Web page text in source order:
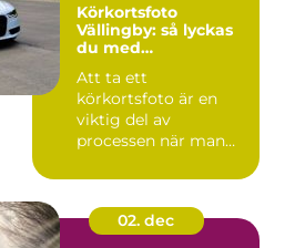
Körkortsfoto
Vällingby: så lyckas
du med
Att ta ett
körkortsfoto är en
viktig del av
processen när man
k&o...
02. dec